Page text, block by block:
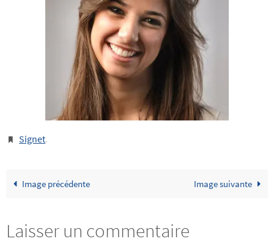
Signet.
Image précédente Image suivante
Laisser un commentaire